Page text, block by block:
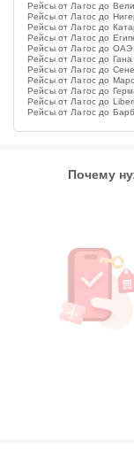
Рейсы от Лагос до
Рейсы от Лагос до
Рейсы от Лагос до
Рейсы от Лагос до
Рейсы от Лагос до ОАЭ
Рейсы от Лагос до Гана
Рейсы от Лагос до
Рейсы от Лагос до
Рейсы от Лагос до
Рейсы от Лагос до
Рейсы от Лагос до
Почему